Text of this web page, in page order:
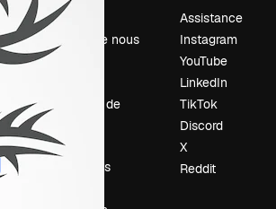
Prix
À propos de nous
Avis
Tendances de
recherche
Blog
Événements
Assistance
Instagram
YouTube
LinkedIn
TikTok
Discord
X
Reddit